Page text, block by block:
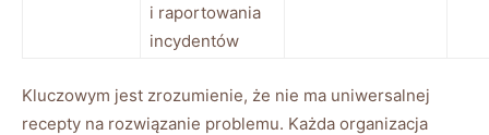
i raportowania
⁢incydentów
Kluczowym jest zrozumienie, że nie ma uniwersalnej
⁣recepty na rozwiązanie problemu. Każda ⁢organizacja